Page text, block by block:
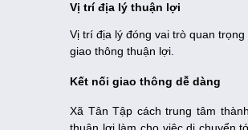
Vị trí địa lý thuận lợi
Vị trí địa lý đóng vai trò quan
giao thông thuận lợi.
Kết nối giao thông dễ dàng
Xã Tân Tập cách trung tâm